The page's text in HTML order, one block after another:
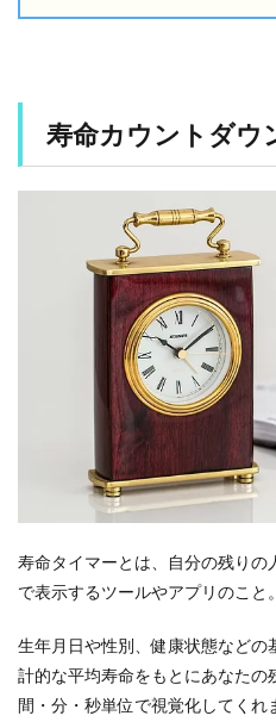
ウ
ン
ト
ダ
1.1
ど
ん
な
仕
組
み
で
動
て
い
る
？
1.2
実
寿命カウントダウ
寿命タイマーとは、自分の残り
で表示するツールやアプリのこと。
生年月日や性別、健康状態など
計的な平均寿命をもとにあなたの
間・分・秒単位で視覚化してくれ